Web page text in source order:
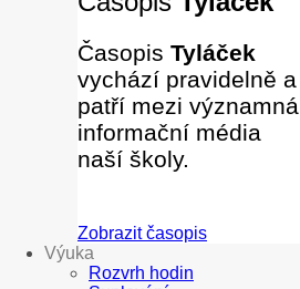
Časopis Tyláček
vychází pravidelně a
patří mezi významná
informační média
naší školy.
Zobrazit časopis
Výuka
Rozvrh hodin